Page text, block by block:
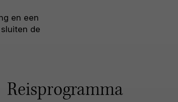
en een
sluiten de
Reisprogramma